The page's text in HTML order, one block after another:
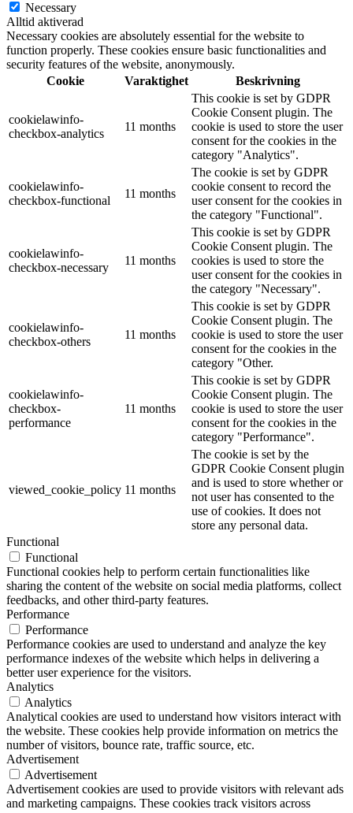
Necessary
Alltid aktiverad
Necessary cookies are absolutely essential for the website to
function properly. These cookies ensure basic functionalities and
security features of the website, anonymously.
Cookie
Varaktighet Beskrivning
cookielawinfo-
checkbox-analytics
11 months
This cookie is set by GDPR
Cookie Consent plugin. The
cookie is used to store the user
consent for the cookies in the
category "Analytics".
cookielawinfo-
checkbox-functional
11 months
The cookie is set by GDPR
cookie consent to record the
user consent for the cookies in
the category "Functional".
cookielawinfo-
checkbox-necessary
11 months
This cookie is set by GDPR
Cookie Consent plugin. The
cookies is used to store the
user consent for the cookies in
the category "Necessary".
cookielawinfo-
checkbox-others
11 months
This cookie is set by GDPR
Cookie Consent plugin. The
cookie is used to store the user
consent for the cookies in the
category "Other.
cookielawinfo-
checkbox-
performance
11 months
This cookie is set by GDPR
Cookie Consent plugin. The
cookie is used to store the user
consent for the cookies in the
category "Performance".
viewed_cookie_policy 11 months
The cookie is set by the
GDPR Cookie Consent plugin
and is used to store whether or
not user has consented to the
use of cookies. It does not
store any personal data.
Functional
Functional
Functional cookies help to perform certain functionalities like
sharing the content of the website on social media platforms, collect
feedbacks, and other third-party features.
Performance
Performance
Performance cookies are used to understand and analyze the key
performance indexes of the website which helps in delivering a
better user experience for the visitors.
Analytics
Analytics
Analytical cookies are used to understand how visitors interact with
the website. These cookies help provide information on metrics the
number of visitors, bounce rate, traffic source, etc.
Advertisement
Advertisement
Advertisement cookies are used to provide visitors with relevant ads
and marketing campaigns. These cookies track visitors across